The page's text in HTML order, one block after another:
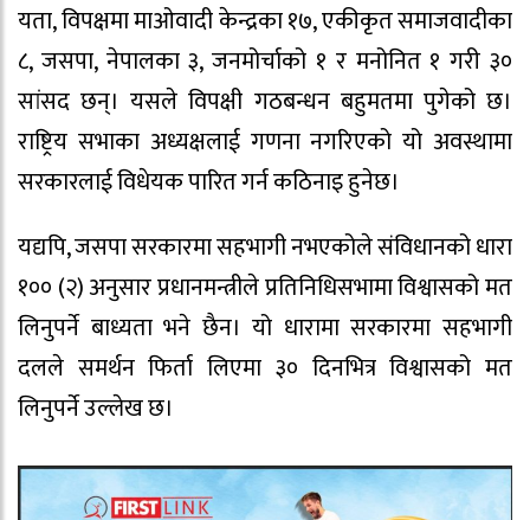
यता, विपक्षमा माओवादी केन्द्रका १७, एकीकृत समाजवादीका
८, जसपा, नेपालका ३, जनमोर्चाको १ र मनोनित १ गरी ३०
सांसद छन्। यसले विपक्षी गठबन्धन बहुमतमा पुगेको छ।
राष्ट्रिय सभाका अध्यक्षलाई गणना नगरिएको यो अवस्थामा
सरकारलाई विधेयक पारित गर्न कठिनाइ हुनेछ।
यद्यपि, जसपा सरकारमा सहभागी नभएकोले संविधानको धारा
१०० (२) अनुसार प्रधानमन्त्रीले प्रतिनिधिसभामा विश्वासको मत
लिनुपर्ने बाध्यता भने छैन। यो धारामा सरकारमा सहभागी
दलले समर्थन फिर्ता लिएमा ३० दिनभित्र विश्वासको मत
लिनुपर्ने उल्लेख छ।